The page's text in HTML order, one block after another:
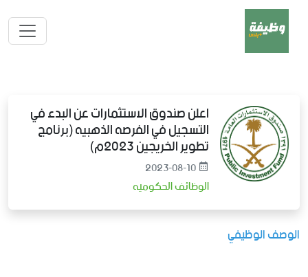
اعلن صندوق الاستثمارات عن البدء في
التسجيل في الفرصه الذهبيه (برنامج
تطوير الخريجين 2023م)
2023-08-10
الوظائف الحكوميه
الوصف الوظيفي